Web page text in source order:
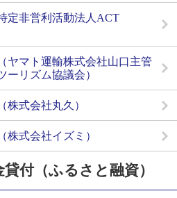
定非営利活動法人ACT
ヤマト運輸株式会社山口主管
ーリズム協議会）
株式会社丸久）
株式会社イズミ）
付（ふるさと融資）